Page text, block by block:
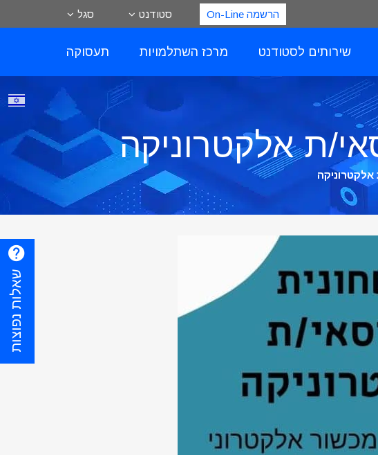
הרשמה On-Line סטודנט סגל
שירותים לסטודנט מרכז השתלמויות תעסוקה
ת אלקטרוניקה
שאלות נפוצות